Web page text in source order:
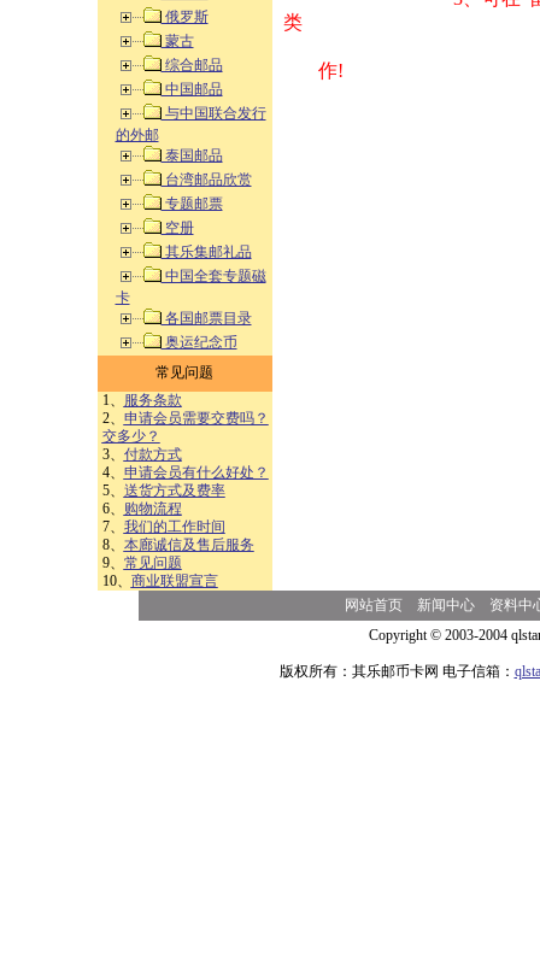
俄罗斯
蒙古
综合邮品
中国邮品
与中国联合发行
的外邮
泰国邮品
台湾邮品欣赏
专题邮票
空册
其乐集邮礼品
中国全套专题磁
卡
各国邮票目录
奥运纪念币
常见问题
1、
服务条款
2、 申请会员需要交费吗？
交多少？
3、 付款方式
4、 申请会员有什么好处？
5、 送货方式及费率
6、
购物流程
7、 我们的工作时间
8、 本廊诚信及售后服务
9、 常见问题
10、 商业联盟宣言
类 方式告之
作!
网站首页 新闻中心
资料中
Copyright © 2003-2004
版权所有：其乐邮币卡网 电子信箱：